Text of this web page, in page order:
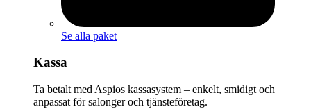
Se alla paket
Kassa
Ta betalt med Aspios kassasystem – enkelt, smidigt och
anpassat för salonger och tjänsteföretag.